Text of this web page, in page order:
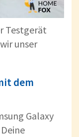
Testgerät
unser
dem
Galaxy